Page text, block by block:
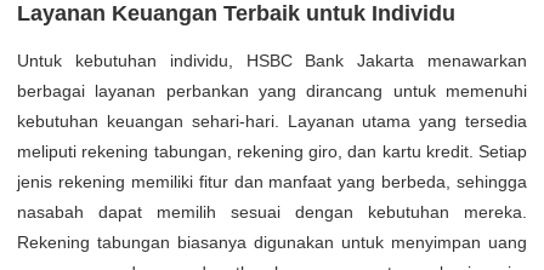
Layanan Keuangan Terbaik untuk Individu
Untuk kebutuhan individu, HSBC Bank Jakarta menawarkan
berbagai layanan perbankan yang dirancang untuk memenuhi
kebutuhan keuangan sehari-hari. Layanan utama yang tersedia
meliputi rekening tabungan, rekening giro, dan kartu kredit. Setiap
jenis rekening memiliki fitur dan manfaat yang berbeda, sehingga
nasabah dapat memilih sesuai dengan kebutuhan mereka.
Rekening tabungan biasanya digunakan untuk menyimpan uang